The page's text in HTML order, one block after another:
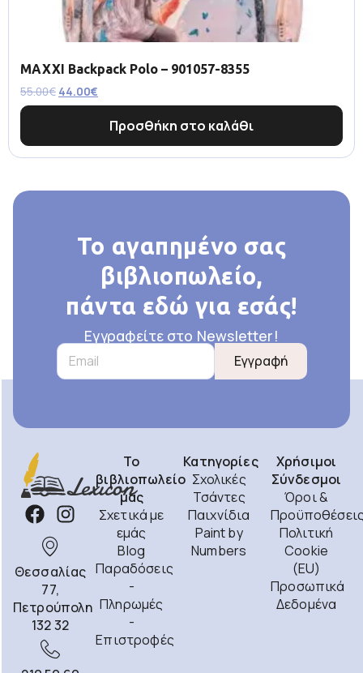
MAXXI Backpack Polo – 901057-8355
55.00€ 44.00€
Προσθήκη στο καλάθι
Το αγαπημένο σας
βιβλιοπωλείο,
πάντα εδώ για εσάς!
Εγγραφείτε στο Newsletter!
Εγγραφή
Θεσσαλίας
77,
Πετρούπολη
132 32
Το
βιβλιοπωλείο
μας
Σχετικά με
εμάς
Blog
Παραδόσεις
-
Πληρωμές
-
Επιστροφές
Κατηγορίες
Σχολικές
Τσάντες
Παιχνίδια
Paint by
Numbers
Χρήσιμοι
Σύνδεσμοι
Όροι &
Πολιτική
Cookie
(EU)
Προσωπικά
Δεδομένα